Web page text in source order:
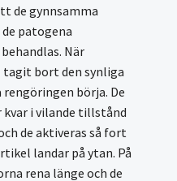
de gynnsamma
patogena
När
tagit bort den synliga
börja. De
i vilande tillstånd
de aktiveras så fort
landar på ytan. På
rena länge och de